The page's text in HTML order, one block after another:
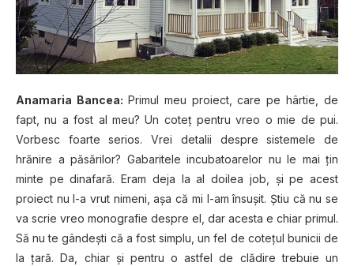
Anamaria Bancea: Primul meu proiect, care pe hârtie, de
fapt, nu a fost al meu? Un coteț pentru vreo o mie de pui.
Vorbesc foarte serios. Vrei detalii despre sistemele de
hrănire a păsărilor? Gabaritele incubatoarelor nu le mai țin
minte pe dinafară. Eram deja la al doilea job, și pe acest
proiect nu l-a vrut nimeni, așa că mi l-am însușit. Știu că nu se
va scrie vreo monografie despre el, dar acesta e chiar primul.
Să nu te gândești că a fost simplu, un fel de cotețul bunicii de
la țară. Da, chiar și pentru o astfel de clădire trebuie un